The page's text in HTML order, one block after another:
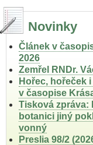
Novinky
Článek v
2026
Zemřel RNDr.
Hořec, hořeček
v časopise
Tisková zpráva:
botanici jiný
vonný
Preslia 98/2